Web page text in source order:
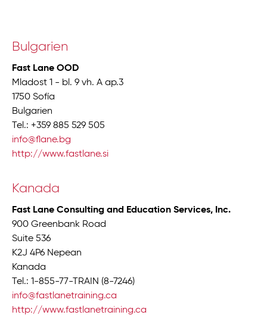
Bulgarien
Fast Lane OOD
Mladost 1 - bl. 9 vh. A ap.3
1750 Sofía
Bulgarien
Tel.: +359 885 529 505
info@flane.bg
http://www.fastlane.si
Kanada
Fast Lane Consulting and Education Services, Inc.
900 Greenbank Road
Suite 536
K2J 4P6 Nepean
Kanada
Tel.: 1-855-77-TRAIN (8-7246)
info@fastlanetraining.ca
http://www.fastlanetraining.ca